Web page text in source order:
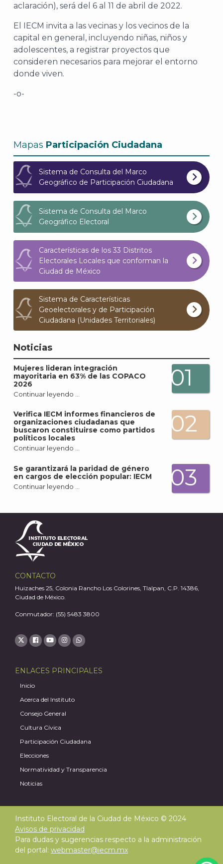
aclaración), será del 6 al 11 de abril de 2022.
El IECM invita a las vecinas y los vecinos de la
capital en general, incluyendo niñas, niños y
adolescentes, a registrar proyectos que
consideren necesarios para mejorar el entorno
donde viven.
-o-
Mapas Participación Ciudadana
Sistema de Consulta del Marco
Geográfico de Participación Ciudadana
Sistema de Consulta del Marco
Geográfico Electoral
Características de los 33 Distritos
Electorales Locales que conforman la
Ciudad de México
Sistema de Características
Geoelectorales y de Participación
Ciudadana (Unidades Territoriales)
Noticias
Mujeres lideran integración
mayoritaria en 63% de las COPACO
2026
Continuar leyendo …
01
Verifica IECM informes financieros de
organizaciones ciudadanas que
buscaron constituirse como partidos
políticos locales
Continuar leyendo …
02
Se garantizará la paridad de género
en cargos de elección popular: IECM
Continuar leyendo … 03
CONTACTO
Huizaches 25, Colonia Rancho Los Colorines, Tlalpan, C.P. 14386,
Ciudad de México.
Conmutador: (55) 5483 3800
ENLACES PRINCIPALES
Inicio
Acerca del Instituto
Consejo General
Cultura Cívica
Participación Ciudadana
Elecciones
Normatividad y Transparencia
Noticias
Instituto Electoral de la Ciudad de México © 2024
Avisos de privacidad
Para dudas y sugerencias respecto a la administración
del portal: webmaster@iecm.mx